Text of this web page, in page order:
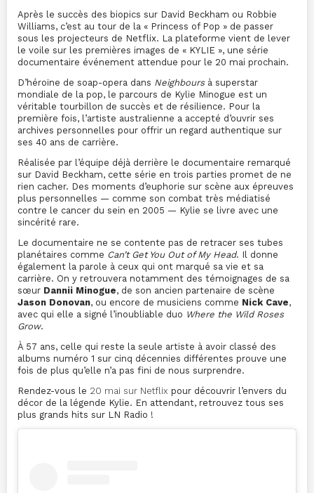
Après le succès des biopics sur David Beckham ou Robbie
Williams, c’est au tour de la « Princess of Pop » de passer
sous les projecteurs de Netflix. La plateforme vient de lever
le voile sur les premières images de « KYLIE », une série
documentaire événement attendue pour le 20 mai prochain.
D’héroïne de soap-opera dans Neighboursà superstar
mondiale de la pop, le parcours de Kylie Minogue est un
véritable tourbillon de succès et de résilience. Pour la
première fois, l’artiste australienne a accepté d’ouvrir ses
archives personnelles pour offrir un regard authentique sur
ses 40 ans de carrière.
Réalisée par l’équipe déjà derrière le documentaire remarqué
sur David Beckham, cette série en trois parties promet de ne
rien cacher. Des moments d’euphorie sur scène aux épreuves
plus personnelles — comme son combat très médiatisé
contre le cancer du sein en 2005 — Kylie se livre avec une
sincérité rare.
Le documentaire ne se contente pas de retracer ses tubes
planétaires comme Can’t Get You Out of My Head. Il donne
également la parole à ceux qui ont marqué sa vie et sa
carrière. On y retrouvera notamment des témoignages de sa
sœur Dannii Minogue, de son ancien partenaire de scène
Jason Donovan, ou encore de musiciens comme Nick Cave,
avec qui elle a signé l’inoubliable duo Where the Wild Roses
Grow.
À 57 ans, celle qui reste la seule artiste à avoir classé des
albums numéro 1 sur cinq décennies différentes prouve une
fois de plus qu’elle n’a pas fini de nous surprendre.
Rendez-vous le 20 mai sur Netflix pour découvrir l’envers du
décor de la légende Kylie. En attendant, retrouvez tous ses
plus grands hits sur LN Radio !